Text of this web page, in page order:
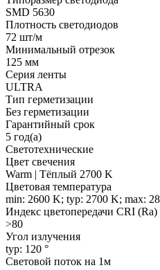
SMD 5630
Плотность светодиодов
72 шт/м
Минимальный отрезок
125 мм
Серия ленты
ULTRA
Тип герметизации
Без герметизации
Гарантийный срок
5 год(а)
Светотехнические
Цвет свечения
Warm | Тёплый 2700 K
Цветовая температура
min: 2600 K; typ: 2700 K; max:
Индекс цветопередачи CRI (Ra)
>80
Угол излучения
typ: 120 °
Световой поток на 1м